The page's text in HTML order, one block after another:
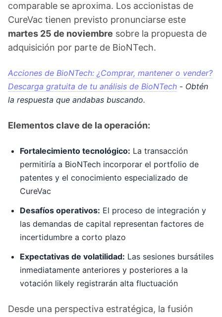
comparable se aproxima. Los accionistas de
CureVac tienen previsto pronunciarse este
martes 25 de noviembre sobre la propuesta de
adquisición por parte de BioNTech.
Acciones de BioNTech: ¿Comprar, mantener o vender?
Descarga gratuita de tu análisis de BioNTech - Obtén
la respuesta que andabas buscando.
Elementos clave de la operación:
Fortalecimiento tecnológico: La transacción
permitiría a BioNTech incorporar el portfolio de
patentes y el conocimiento especializado de
CureVac
Desafíos operativos: El proceso de integración y
las demandas de capital representan factores de
incertidumbre a corto plazo
Expectativas de volatilidad: Las sesiones bursátiles
inmediatamente anteriores y posteriores a la
votación likely registrarán alta fluctuación
Desde una perspectiva estratégica, la fusión